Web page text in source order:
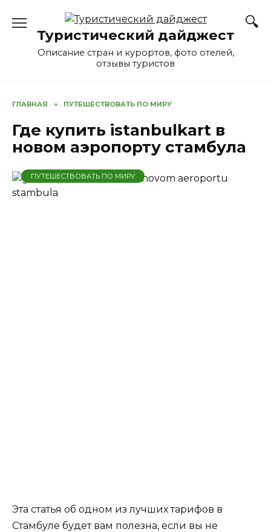
содержаниюТуристический дайджест
Описание стран и курортов, фото отелей,
отзывы туристов
ГЛАВНАЯ » ПУТЕШЕСТВОВАТЬ ПО МИРУ
Где купить istanbulkart в
новом аэропорту стамбула
ПУТЕШЕСТВОВАТЬ ПО МИРУ
Эта статья об одном из лучших тарифов в
Стамбуле будет вам полезна, если вы не